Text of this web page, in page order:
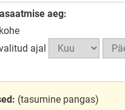
aeg:
ajal
(tasumine pangas)